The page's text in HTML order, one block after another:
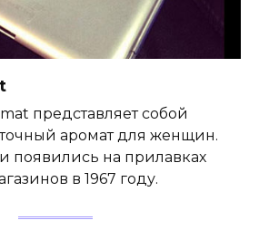
представляет собой
аромат для женщин.
появились на прилавках
в 1967 году.